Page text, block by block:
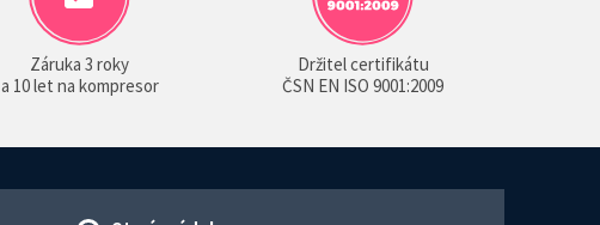
Záruka 3 roky
a 10 let na kompresor
Držitel certifikátu
ČSN EN ISO 9001:2009